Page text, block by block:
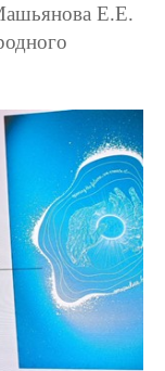
Е.Е.